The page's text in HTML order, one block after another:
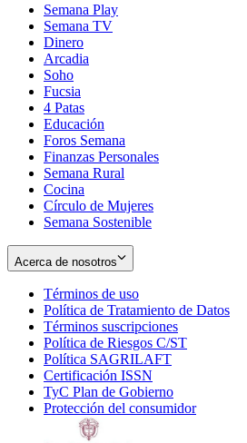
Semana Play
Semana TV
Dinero
Arcadia
Soho
in
new
window
Fucsia
in
new
window
4 Patas
Educación
Foros Semana
Finanzas Personales
Semana Rural
Cocina
Círculo de Mujeres
Semana Sostenible
Acerca de nosotros
Términos de uso
in
new
window
Política de Tratamiento de Datos
Términos suscripciones
in
Política de Riesgos C/ST
Política SAGRILAFT
new
window
Certificación ISSN
in
new
TyC Plan de Gobierno
in
Protección del consumidorOpens